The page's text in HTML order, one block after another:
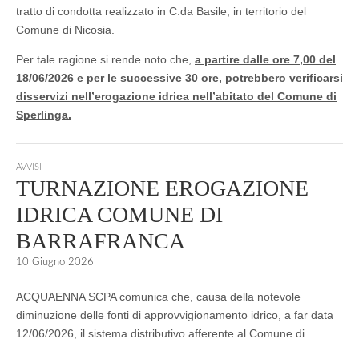
tratto di condotta realizzato in C.da Basile, in territorio del
Comune di Nicosia.
Per tale ragione si rende noto che, a partire dalle ore 7,00 del
18/06/2026 e per le successive 30 ore, potrebbero verificarsi
disservizi nell’erogazione idrica nell’abitato del Comune di
Sperlinga.
AVVISI
TURNAZIONE EROGAZIONE
IDRICA COMUNE DI
BARRAFRANCA
10 Giugno 2026
ACQUAENNA SCPA comunica che, causa della notevole
diminuzione delle fonti di approvvigionamento idrico, a far data
12/06/2026, il sistema distributivo afferente al Comune di